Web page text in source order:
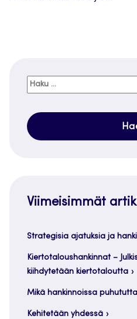
Haku:
Viimeisimmät
Strategisia ajatuksia ja
Kiertotaloushankinnat –
kiihdytetään kiertotaloutta
Mikä hankinnoissa
Kehitetään yhdessä